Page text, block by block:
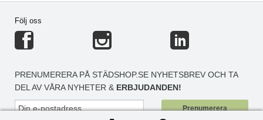
Följ oss
PRENUMERERA PÅ STÄDSHOP.SE NYHETSBREV OCH TA
DEL AV VÅRA NYHETER & ERBJUDANDEN!
Prenumerera